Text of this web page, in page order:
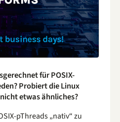
für POSIX-
Probiert die Linux
etwas ähnliches?
pThreads „nativ“ zu